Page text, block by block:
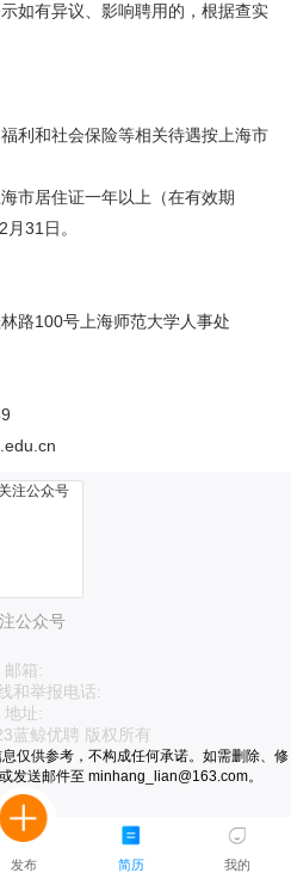
如有异议、影响聘用的，根据查实
和社会保险等相关待遇按上海市
居住证一年以上（在有效期
31日。
100号上海师范大学人事处
公众号
邮箱:
和举报电话:
地址:
蓝鲸优聘 版权所有
仅供参考，不构成任何承诺。如需删除、修
发送邮件至 minhang_lian@163.com。
发布 简历 我的